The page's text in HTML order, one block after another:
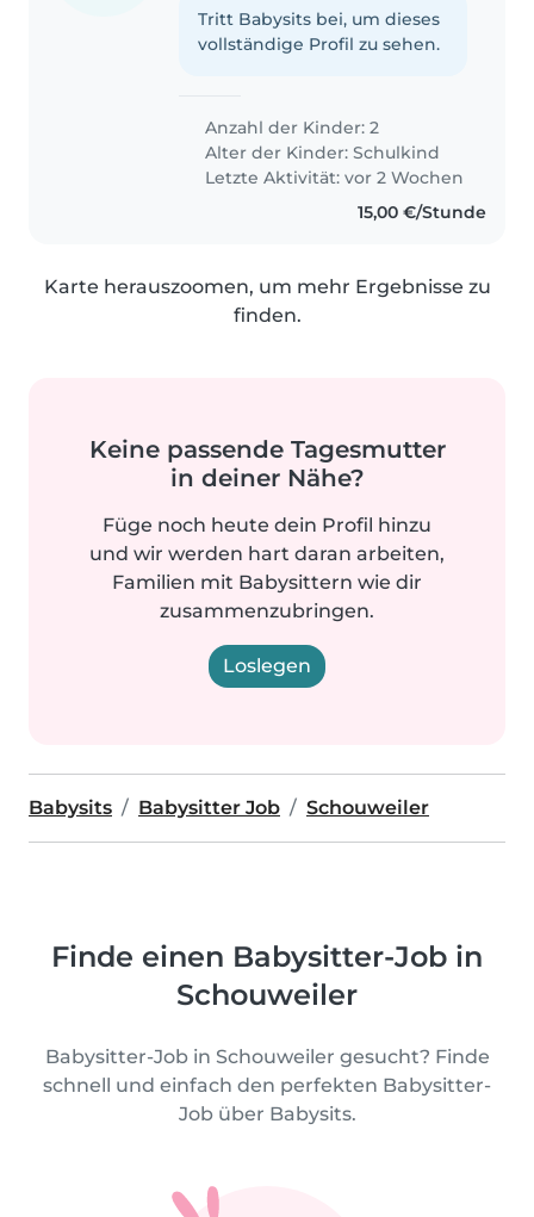
Tritt Babysits bei, um dieses
vollständige Profil zu sehen.
Anzahl der Kinder: 2
Alter der Kinder:Schulkind
Letzte Aktivität: vor 2 Wochen
15,00 €/Stunde
Karte herauszoomen, um mehr Ergebnisse zu
finden.
Keine passende Tagesmutter
in deiner Nähe?
Füge noch heute dein Profil hinzu
und wir werden hart daran arbeiten,
Familien mit Babysittern wie dir
zusammenzubringen.
Loslegen
Babysits Babysitter Job Schouweiler
Finde einen Babysitter-Job in
Schouweiler
Babysitter-Job in Schouweiler gesucht? Finde
schnell und einfach den perfekten Babysitter-
Job über Babysits.